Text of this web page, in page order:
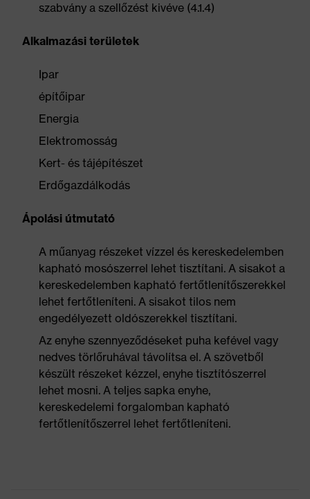
szabvány a szellőzést kivéve (4.1.4)
Alkalmazási területek
Ipar
építőipar
Energia
Elektromosság
Kert- és tájépítészet
Erdőgazdálkodás
Ápolási útmutató
A műanyag részeket vízzel és kereskedelemben
kapható mosószerrel lehet tisztítani. A sisakot a
kereskedelemben kapható fertőtlenítőszerekkel
lehet fertőtleníteni. A sisakot tilos nem
engedélyezett oldószerekkel tisztítani.
Az enyhe szennyeződéseket puha kefével vagy
nedves törlőruhával távolítsa el. A szövetből
készült részeket kézzel, enyhe tisztítószerrel
lehet mosni. A teljes sapka enyhe,
kereskedelemi forgalomban kapható
fertőtlenítőszerrel lehet fertőtleníteni.